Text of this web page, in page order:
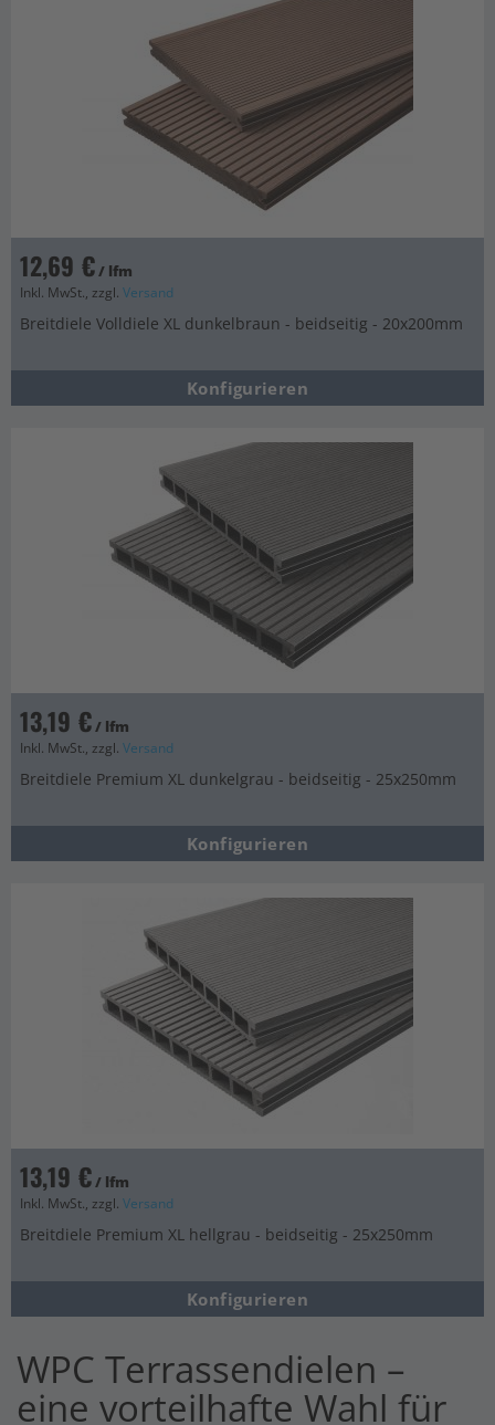
12,69 €/ lfm
Inkl. MwSt., zzgl. Versand
Breitdiele Volldiele XL dunkelbraun - beidseitig - 20x200mm
Konfigurieren
13,19 €/ lfm
Inkl. MwSt., zzgl. Versand
Breitdiele Premium XL dunkelgrau - beidseitig - 25x250mm
Konfigurieren
13,19 €/ lfm
Inkl. MwSt., zzgl. Versand
Breitdiele Premium XL hellgrau - beidseitig - 25x250mm
Konfigurieren
WPC Terrassendielen –
eine vorteilhafte Wahl für